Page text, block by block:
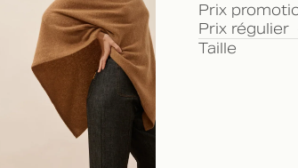
Prix
Prix régulier
Taille